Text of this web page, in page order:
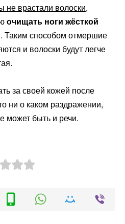
не врастали волоски,
очищать ноги жёсткой
. Таким способом отмершие
и волоски будут легче
за своей кожей после
ни о каком раздражении,
может быть и речи.